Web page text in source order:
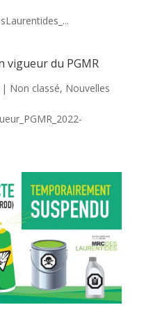
vigueur du PGMR
| Non classé, Nouvelles